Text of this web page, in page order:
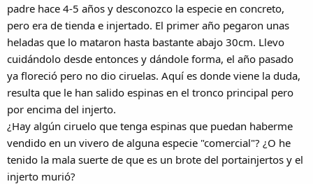
padre hace 4-5 años y desconozco la especie en concreto,
pero era de tienda e injertado. El primer año pegaron unas
heladas que lo mataron hasta bastante abajo 30cm. Llevo
cuidándolo desde entonces y dándole forma, el año pasado
ya floreció pero no dio ciruelas. Aquí es donde viene la duda,
resulta que le han salido espinas en el tronco principal pero
por encima del injerto.
¿Hay algún ciruelo que tenga espinas que puedan haberme
vendido en un vivero de alguna especie "comercial"? ¿O he
tenido la mala suerte de que es un brote del portainjertos y el
injerto murió?